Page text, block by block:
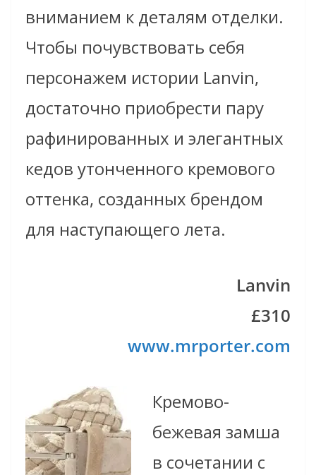
вниманием к деталям отделки.
Чтобы почувствовать себя
персонажем истории Lanvin,
достаточно приобрести пару
рафинированных и элегантных
кедов утонченного кремового
оттенка, созданных брендом
для наступающего лета.
Lanvin
£310
www.mrporter.com
Кремово-
бежевая замша
в сочетании с